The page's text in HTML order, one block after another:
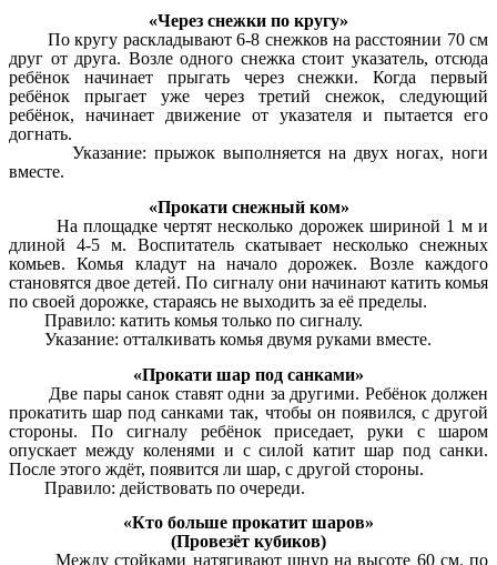
«Через снежки по кругу»
По кругу раскладывают 6-8 снежков на расстоянии 70 см
друг от друга. Возле одного снежка стоит указатель, отсюда
ребёнок начинает прыгать через снежки. Когда первый
ребёнок прыгает уже через третий снежок, следующий
ребёнок, начинает движение от указателя и пытается его
догнать.
Указание: прыжок выполняется на двух ногах, ноги
вместе.
«Прокати снежный ком»
На площадке чертят несколько дорожек шириной 1 м и
длиной 4-5 м. Воспитатель скатывает несколько снежных
комьев. Комья кладут на начало дорожек. Возле каждого
становятся двое детей. По сигналу они начинают катить комья
по своей дорожке, стараясь не выходить за её пределы.
Правило: катить комья только по сигналу.
Указание: отталкивать комья двумя руками вместе.
«Прокати шар под санками»
Две пары санок ставят одни за другими. Ребёнок должен
прокатить шар под санками так, чтобы он появился, с другой
стороны. По сигналу ребёнок приседает, руки с шаром
опускает между коленями и с силой катит шар под санки.
После этого ждёт, появится ли шар, с другой стороны.
Правило: действовать по очереди.
«Кто больше прокатит шаров»
(Провезёт кубиков)
Между стойками натягивают шнур на высоте 60 см. по